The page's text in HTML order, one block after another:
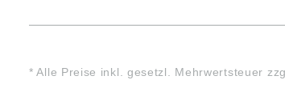
* Alle Preise inkl. gesetzl. Mehrwertsteuer